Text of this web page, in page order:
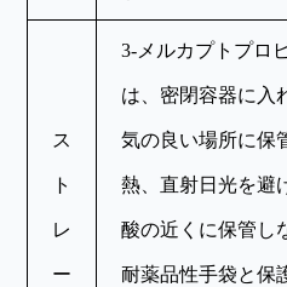
ス
ト
レ
ー
3-メルカプトプロ
は、密閉容器に入
気の良い場所に保
熱、直射日光を避
酸の近くに保管し
耐薬品性手袋と保